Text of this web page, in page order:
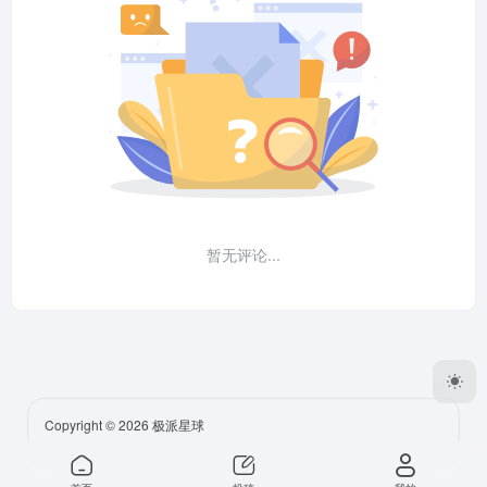
暂无评论...
Copyright © 2026 极派星球